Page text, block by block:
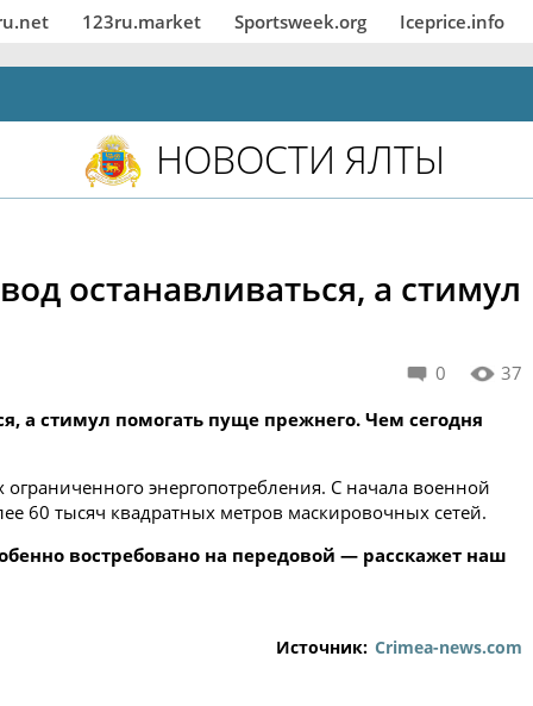
123ru.market Sportsweek.org Iceprice.info
НОВОСТИ ЯЛТЫ
останавливаться, а стимул
0 37
а стимул помогать пуще прежнего. Чем сегодня
энергопотребления. С начала военной
60 тысяч квадратных метров маскировочных сетей.
востребовано на передовой — расскажет наш
Источник: Crimea-news.com